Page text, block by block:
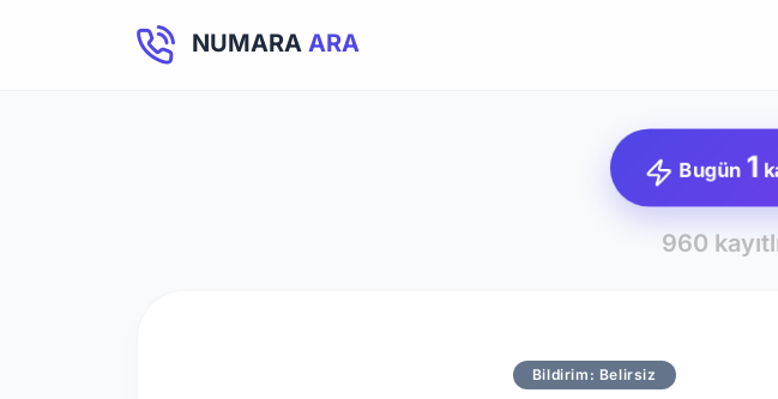
NUMARA ARA
Bugün1
960
Bildirim: Belirsiz